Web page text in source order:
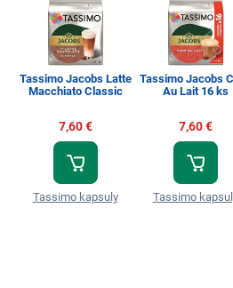
Tassimo Jacobs Latte
Macchiato Classic
7,60 €
Tassimo kapsuly
Tassimo Jacobs
Au Lait 16 ks
7,60 €
Tassimo